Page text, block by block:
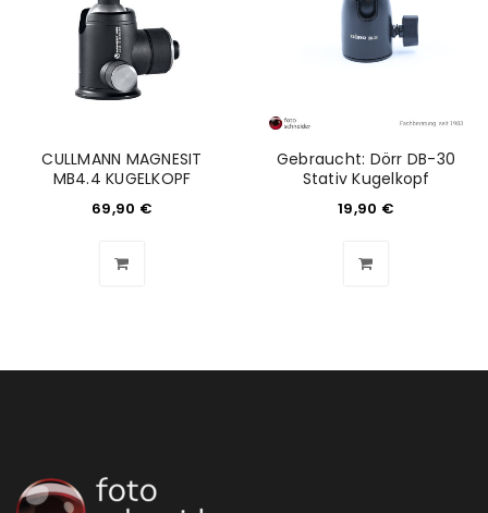
Anmeldeformular geschützt durch
WP Captcha
ANMELDEN
PASSWORT VERGESSEN?
NEWSLETTER ABONNIEREN
CULLMANN MAGNESIT
MB4.4 KUGELKOPF
69,90 €
Gebraucht: Dörr DB-30
Stativ Kugelkopf
19,90 €